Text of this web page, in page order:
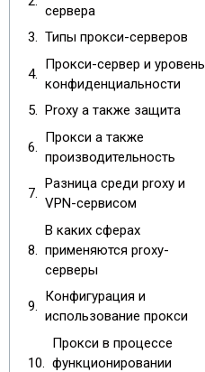
сервера
Типы прокси-серверов
Прокси-сервер и уровень
конфиденциальности
Proxy а также защита
Прокси а также
производительность
Разница среди proxy и
VPN-сервисом
В каких сферах
применяются proxy-
серверы
Конфигурация и
использование прокси
Прокси в процессе
функционировании